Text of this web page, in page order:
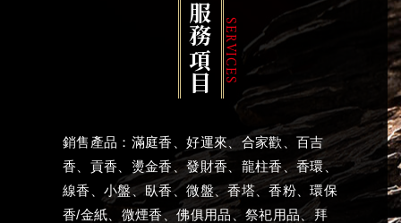
SERVICES
服務項目
銷售產品：滿庭香、好運來、合家歡、百吉
香、貢香、燙金香、發財香、龍柱香、香環、
線香、小盤、臥香、微盤、香塔、香粉、環保
香/金紙、微煙香、佛俱用品、祭祀用品、拜